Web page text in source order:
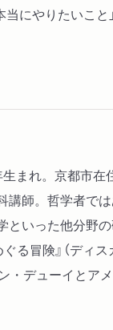
にやりたいこと
まれ。京都市
師。哲学者で
といった他分野
冒険』（ディ
デューイとアメ